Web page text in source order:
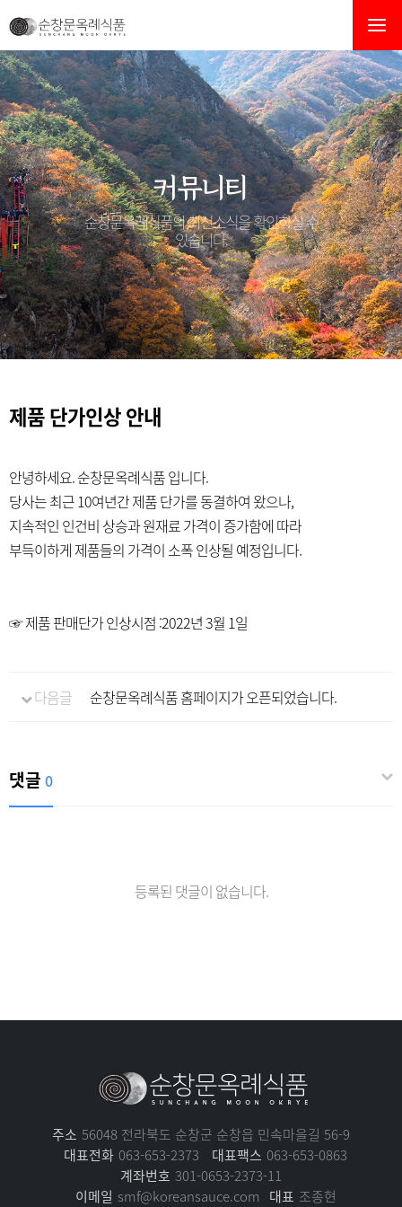
제품 단가인상 안내 > 공지사항
커뮤니티
순창문옥례식품의 최신소식을 확인하실 수
있습니다.
제품 단가인상 안내
안녕하세요. 순창문옥례식품 입니다.
당사는 최근 10여년간 제품 단가를 동결하여 왔으나,
지속적인 인건비 상승과 원재료 가격이 증가함에 따라
부득이하게 제품들의 가격이 소폭 인상될 예정입니다.
☞ 제품 판매단가 인상시점 :2022년 3월 1일
다음글 순창문옥례식품 홈페이지가 오픈되었습니다.
댓글 0
등록된 댓글이 없습니다.
주소 56048 전라북도 순창군 순창읍 민속마을길 56-9
대표전화 063-653-2373 대표팩스 063-653-0863
계좌번호 301-0653-2373-11
이메일 smf@koreansauce.com 대표 조종현